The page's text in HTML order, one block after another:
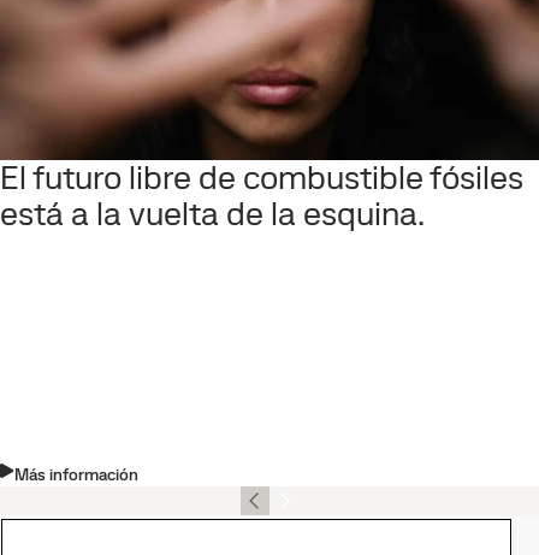
El futuro libre de combustible fósiles
está a la vuelta de la esquina.
Más información